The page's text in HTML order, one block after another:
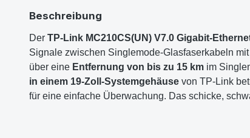
Beschreibung
Der TP-Link MC210CS(UN) V7.0 Gigabit-
Signale zwischen Singlemode-Glasfaserkabeln
über eine Entfernung von bis zu 15 km im
in einem 19-Zoll-Systemgehäuse von TP-Link
für eine einfache Überwachung. Das schicke,